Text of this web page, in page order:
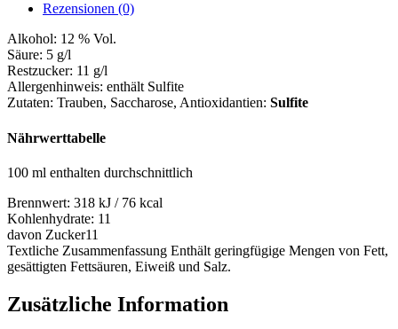
Rezensionen (0)
Alkohol: 12 % Vol.
Säure: 5 g/l
Restzucker: 11 g/l
Allergenhinweis: enthält Sulfite
Zutaten: Trauben, Saccharose, Antioxidantien: Sulfite
Nährwerttabelle
100 ml enthalten durchschnittlich
Brennwert: 318 kJ / 76 kcal
Kohlenhydrate: 11
davon Zucker11
Textliche Zusammenfassung Enthält geringfügige Mengen von Fett,
gesättigten Fettsäuren, Eiweiß und Salz.
Zusätzliche Information